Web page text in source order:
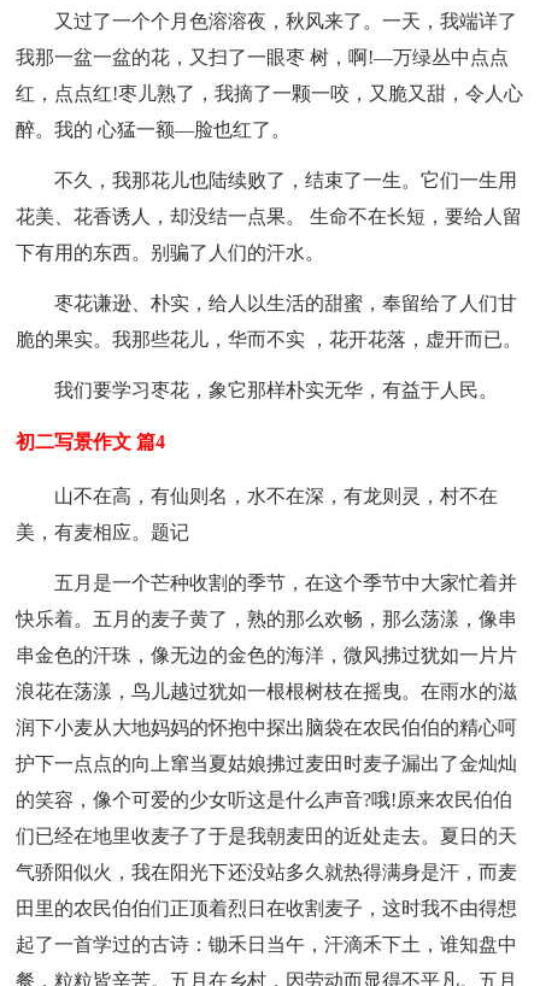
又过了一个个月色溶溶夜，秋风来了。一天，我端详了
我那一盆一盆的花，又扫了一眼枣 树，啊!—万绿丛中点点
红，点点红!枣儿熟了，我摘了一颗一咬，又脆又甜，令人心
醉。我的 心猛一额—脸也红了。
不久，我那花儿也陆续败了，结束了一生。它们一生用
花美、花香诱人，却没结一点果。 生命不在长短，要给人留
下有用的东西。别骗了人们的汗水。
枣花谦逊、朴实，给人以生活的甜蜜，奉留给了人们甘
脆的果实。我那些花儿，华而不实 ，花开花落，虚开而已。
我们要学习枣花，象它那样朴实无华，有益于人民。
初二写景作文 篇4
山不在高，有仙则名，水不在深，有龙则灵，村不在
美，有麦相应。题记
五月是一个芒种收割的季节，在这个季节中大家忙着并
快乐着。五月的麦子黄了，熟的那么欢畅，那么荡漾，像串
串金色的汗珠，像无边的金色的海洋，微风拂过犹如一片片
浪花在荡漾，鸟儿越过犹如一根根树枝在摇曳。在雨水的滋
润下小麦从大地妈妈的怀抱中探出脑袋在农民伯伯的精心呵
护下一点点的向上窜当夏姑娘拂过麦田时麦子漏出了金灿灿
的笑容，像个可爱的少女听这是什么声音?哦!原来农民伯伯
们已经在地里收麦子了于是我朝麦田的近处走去。夏日的天
气骄阳似火，我在阳光下还没站多久就热得满身是汗，而麦
田里的农民伯伯们正顶着烈日在收割麦子，这时我不由得想
起了一首学过的古诗：锄禾日当午，汗滴禾下土，谁知盘中
餐，粒粒皆辛苦。五月在乡村，因劳动而显得不平凡。五月